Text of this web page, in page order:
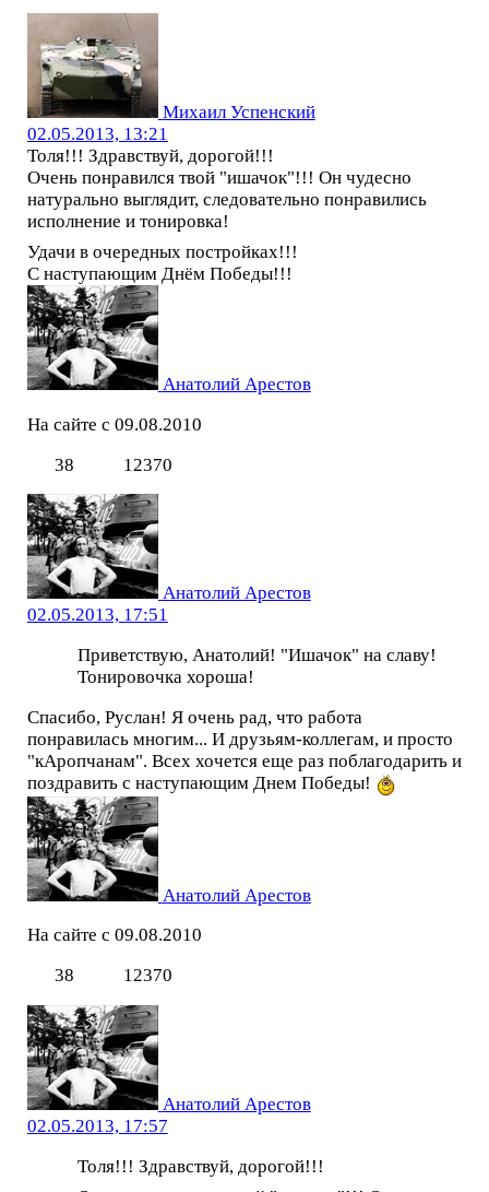
Михаил Успенский
02.05.2013, 13:21
Толя!!! Здравствуй, дорогой!!!
Очень понравился твой "ишачок"!!! Он чудесно
натурально выглядит, следовательно понравились
исполнение и тонировка!
Удачи в очередных постройках!!!
С наступающим Днём Победы!!!
Анатолий Арестов
На сайте с 09.08.2010
38
12370
Анатолий Арестов
02.05.2013, 17:51
Приветствую, Анатолий! "Ишачок" на славу!
Тонировочка хороша!
Спасибо, Руслан! Я очень рад, что работа
понравилась многим... И друзьям-коллегам, и просто
"кАропчанам". Всех хочется еще раз поблагодарить и
поздравить с наступающим Днем Победы!
Анатолий Арестов
На сайте с 09.08.2010
38
12370
Анатолий Арестов
02.05.2013, 17:57
Толя!!! Здравствуй, дорогой!!!